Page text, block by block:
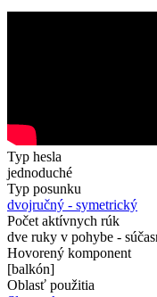
Typ hesla
jednoduché
Typ posunku
dvojručný - symetrický
Počet aktívnych rúk
dve ruky v pohybe -
Hovorený komponent
[balkón]
Oblasť použitia